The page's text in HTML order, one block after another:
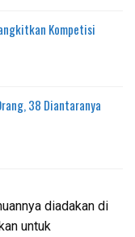
Kompetisi
38 Diantaranya
diadakan di
untuk